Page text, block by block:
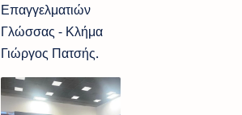
Επαγγελματιών
Γλώσσας - Κλήμα
Γιώργος Πατσής.